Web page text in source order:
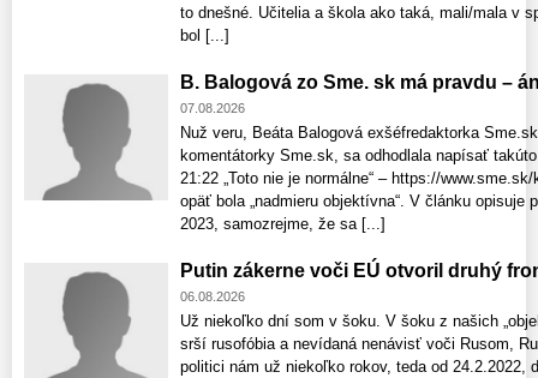
to dnešné. Učitelia a škola ako taká, mali/mala v
bol [...]
B. Balogová zo Sme. sk má pravdu –
07.08.2026
Nuž veru, Beáta Balogová exšéfredaktorka
komentátorky Sme.sk, sa odhodlala napísať
21:22 „Toto nie je normálne“ – https://
opäť bola „nadmieru objektívna“. V článku
2023, samozrejme, že sa [...]
Putin zákerne voči EÚ otvoril druhý
06.08.2026
Už niekoľko dní som v šoku. V šoku z našich
srší rusofóbia a nevídaná nenávisť voči Rusom,
politici nám už niekoľko rokov, teda od 24.2.2022,